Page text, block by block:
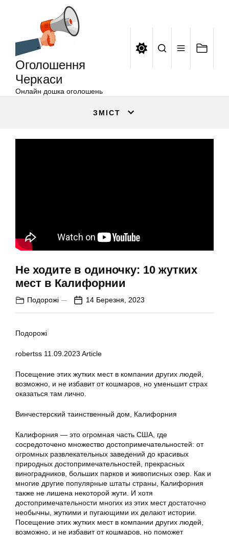
Оголошення
Черкаси
Онлайн дошка оголошень
ЗМІСТ
Не ходите в одиночку: 10 жутких
мест в Калифорнии
Подорожі 14 Березня, 2023
Подорожі
robertss 11.09.2023 Article
Посещение этих жутких мест в компании других людей,
возможно, и не избавит от кошмаров, но уменьшит страх
оказаться там лично.
Винчестерский таинственный дом, Калифорния
Калифорния — это огромная часть США, где
сосредоточено множество достопримечательностей: от
огромных развлекательных заведений до красивых
природных достопримечательностей, прекрасных
виноградников, больших парков и живописных озер. Как и
многие другие популярные штаты страны, Калифорния
также не лишена некоторой жути. И хотя
достопримечательности многих из этих мест достаточно
необычны, жуткими и пугающими их делают истории.
Посещение этих жутких мест в компании других людей,
возможно, и не избавит от кошмаров, но поможет